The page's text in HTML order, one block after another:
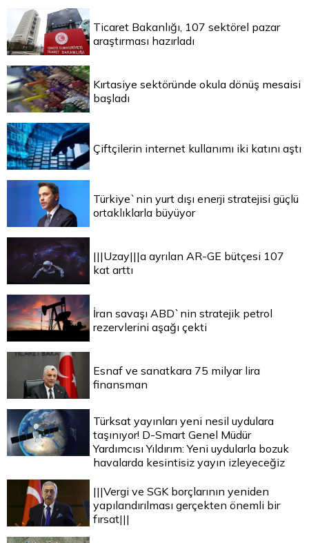
Ticaret Bakanlığı, 107 sektörel pazar
araştırması hazırladı
Kırtasiye sektöründe okula dönüş mesaisi
başladı
Çiftçilerin internet kullanımı iki katını aştı
Türkiye`nin yurt dışı enerji stratejisi güçlü
ortaklıklarla büyüyor
|||Uzay|||a ayrılan AR-GE bütçesi 107
kat arttı
İran savaşı ABD`nin stratejik petrol
rezervlerini aşağı çekti
Esnaf ve sanatkara 75 milyar lira
finansman
Türksat yayınları yeni nesil uydulara
taşınıyor! D-Smart Genel Müdür
Yardımcısı Yıldırım: Yeni uydularla bozuk
havalarda kesintisiz yayın izleyeceğiz
|||Vergi ve SGK borçlarının yeniden
yapılandırılması gerçekten önemli bir
fırsat|||